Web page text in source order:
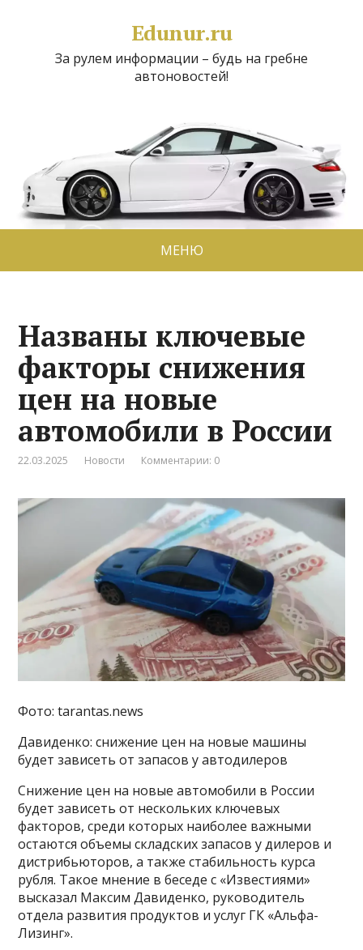
Edunur.ru
За рулем информации – будь на гребне
автоновостей!
МЕНЮ
Названы ключевые
факторы снижения
цен на новые
автомобили в России
22.03.2025 Новости Комментарии: 0
Фото: tarantas.news
Давиденко: снижение цен на новые машины
будет зависеть от запасов у автодилеров
Снижение цен на новые автомобили в России
будет зависеть от нескольких ключевых
факторов, среди которых наиболее важными
остаются объемы складских запасов у дилеров и
дистрибьюторов, а также стабильность курса
рубля. Такое мнение в беседе с «Известиями»
высказал Максим Давиденко, руководитель
отдела развития продуктов и услуг ГК «Альфа-
Лизинг».